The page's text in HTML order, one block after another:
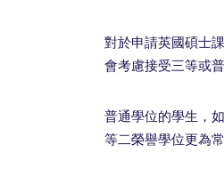
對於申請英國碩士
會考慮接受三等或
普通學位的學生，
等二榮譽學位更為常